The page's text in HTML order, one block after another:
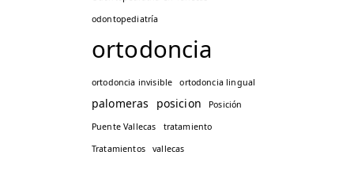
odontopediatría
ortodoncia
ortodoncia invisible ortodoncia lingual
palomeras posicion
Posición
Puente Vallecas
tratamiento
Tratamientos
vallecas